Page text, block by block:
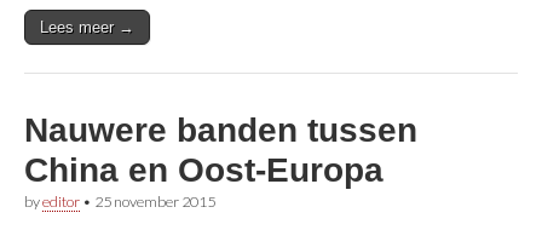
Lees meer →
Nauwere banden tussen
China en Oost-Europa
byeditor • 25 november 2015